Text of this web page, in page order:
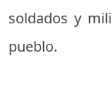
soldados y
pueblo.